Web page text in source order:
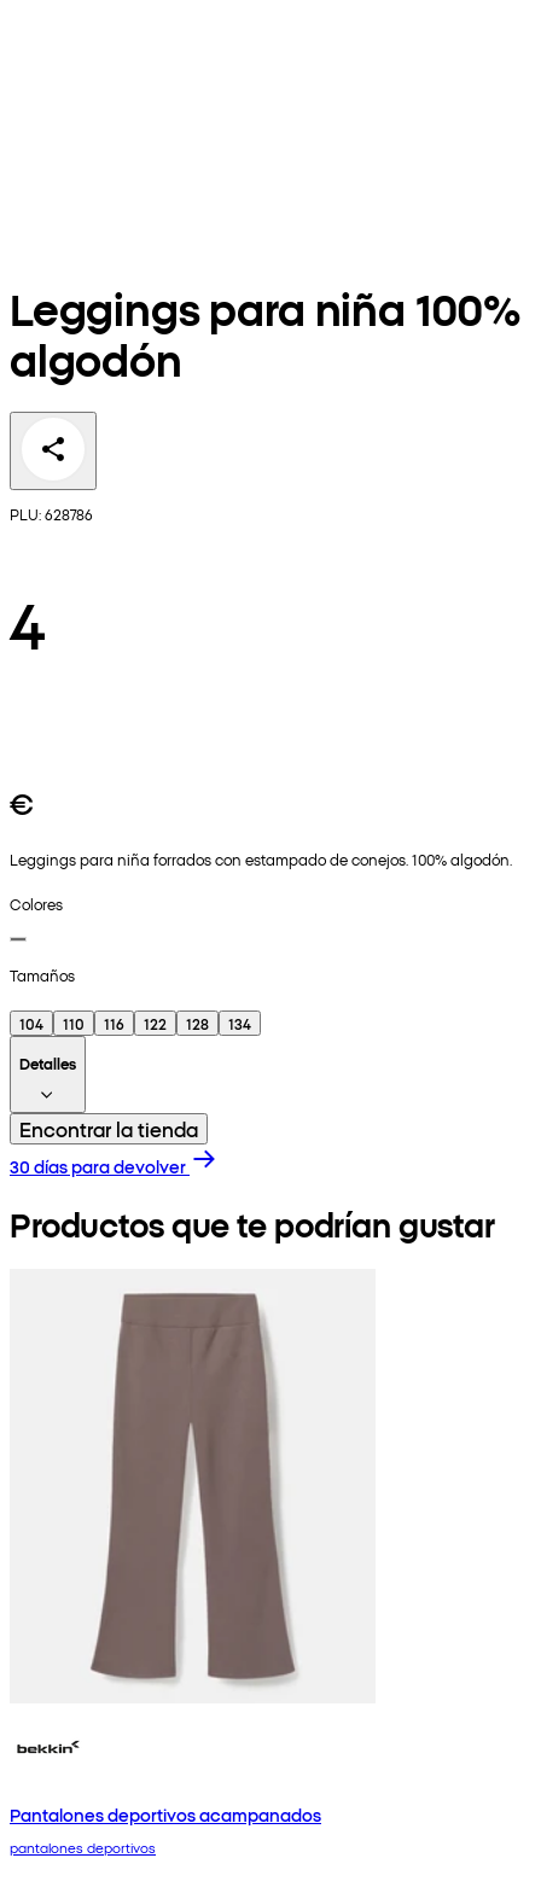
Leggings para niña 100%
algodón
PLU: 628786
4
€
Leggings para niña forrados con estampado de conejos. 100% algodón.
Colores
Tamaños
104 110 116 122 128
134
Detalles
Encontrar la tienda
30 días para devolver
Productos que te podrían gustar
Pantalones deportivos acampanados
pantalones deportivos